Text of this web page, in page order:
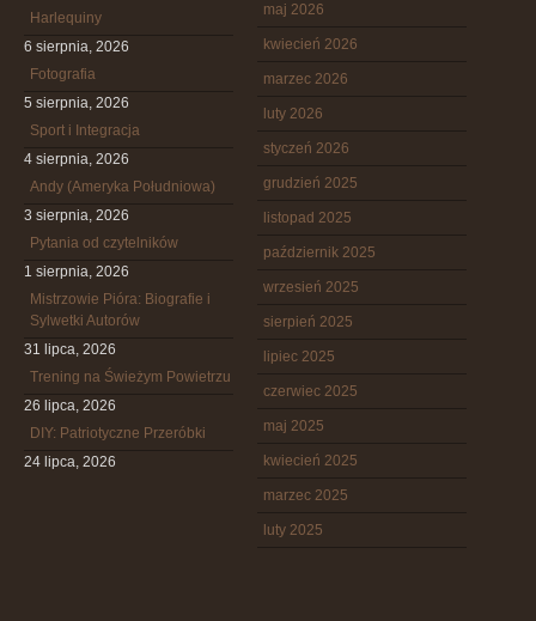
Harlequiny
6 sierpnia, 2026
Fotografia
5 sierpnia, 2026
Sport i Integracja
4 sierpnia, 2026
Andy (Ameryka Południowa)
3 sierpnia, 2026
Pytania od czytelników
1 sierpnia, 2026
Mistrzowie Pióra: Biografie i
Sylwetki Autorów
31 lipca, 2026
Trening na Świeżym Powietrzu
26 lipca, 2026
DIY: Patriotyczne Przeróbki
24 lipca, 2026
maj 2026
kwiecień 2026
marzec 2026
luty 2026
styczeń 2026
grudzień 2025
listopad 2025
październik 2025
wrzesień 2025
sierpień 2025
lipiec 2025
czerwiec 2025
maj 2025
kwiecień 2025
marzec 2025
luty 2025